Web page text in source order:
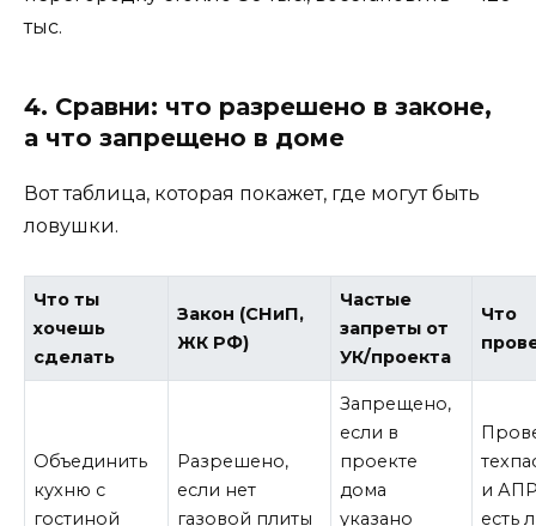
тыс.
4. Сравни: что разрешено в законе,
а что запрещено в доме
Вот таблица, которая покажет, где могут быть
ловушки.
Что ты
хочешь
сделать
Закон (СНиП,
ЖК РФ)
Частые
запреты от
УК/проекта
Что
Объединить
кухню с
гостиной
Разрешено,
если нет
газовой плиты
Запрещено,
если в
проекте
дома
указано
и
есть